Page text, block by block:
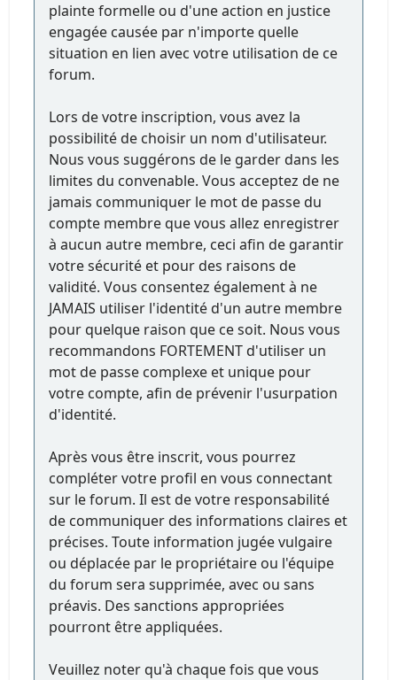
plainte formelle ou d'une action en justice
engagée causée par n'importe quelle
situation en lien avec votre utilisation de ce
forum.
Lors de votre inscription, vous avez la
possibilité de choisir un nom d'utilisateur.
Nous vous suggérons de le garder dans les
limites du convenable. Vous acceptez de ne
jamais communiquer le mot de passe du
compte membre que vous allez enregistrer
à aucun autre membre, ceci afin de garantir
votre sécurité et pour des raisons de
validité. Vous consentez également à ne
JAMAIS utiliser l'identité d'un autre membre
pour quelque raison que ce soit. Nous vous
recommandons FORTEMENT d'utiliser un
mot de passe complexe et unique pour
votre compte, afin de prévenir l'usurpation
d'identité.
Après vous être inscrit, vous pourrez
compléter votre profil en vous connectant
sur le forum. Il est de votre responsabilité
de communiquer des informations claires et
précises. Toute information jugée vulgaire
ou déplacée par le propriétaire ou l'équipe
du forum sera supprimée, avec ou sans
préavis. Des sanctions appropriées
pourront être appliquées.
Veuillez noter qu'à chaque fois que vous